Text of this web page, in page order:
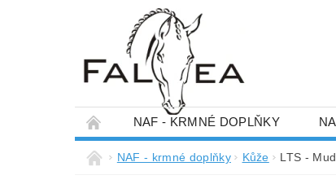
NAF - KRMNÉ DOPLŇKY
KONTAKTY
NAF - krmné doplňky Kůže LTS -